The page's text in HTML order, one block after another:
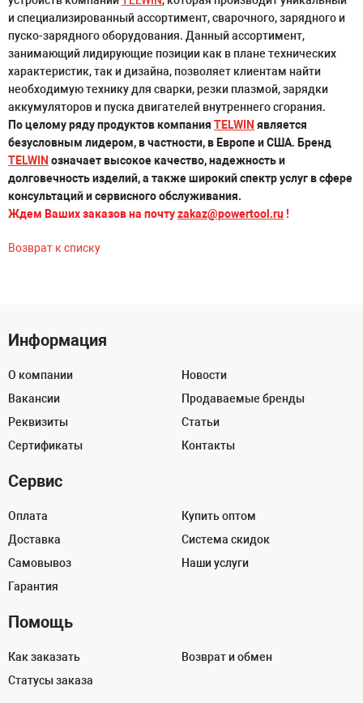
и специализированный ассортимент, сварочного, зарядного и
пуско-зарядного оборудования. Данный ассортимент,
занимающий лидирующие позиции как в плане технических
характеристик, так и дизайна, позволяет клиентам найти
необходимую технику для сварки, резки плазмой, зарядки
аккумуляторов и пуска двигателей внутреннего сгорания.
По целому ряду продуктов компания TELWIN является
безусловным лидером, в частности, в Европе и США. Бренд
TELWIN означает высокое качество, надежность и
долговечность изделий, а также широкий спектр услуг в сфере
консультаций и сервисного обслуживания.
Ждем Ваших заказов на почтуzakaz@powertool.ru !
Возврат к списку
Информация
О компании
Вакансии
Реквизиты
Сертификаты
Новости
Продаваемые бренды
Статьи
Контакты
Сервис
Оплата
Доставка
Самовывоз
Гарантия
Купить оптом
Система скидок
Наши услуги
Помощь
Как заказать
Статусы заказа
Возврат и обмен